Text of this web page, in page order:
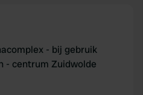
your use of our site with
and analytics partners who
that you’ve
collected from your use
- bij gebruik
- centrum Zuidwolde